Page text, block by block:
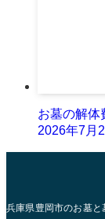
お墓の解体
2026年7月
兵庫県豊岡市のお墓と